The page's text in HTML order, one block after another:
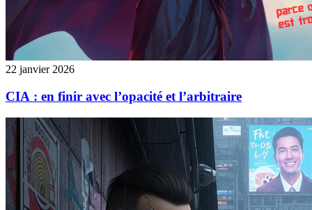
22 janvier 2026
CIA : en finir avec l’opacité et l’arbitraire